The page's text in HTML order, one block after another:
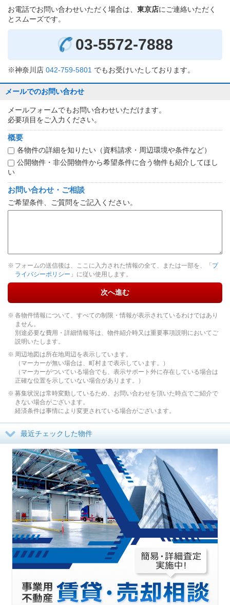
お電話でお問い合わせいただく場合は、 東京店にご連絡いただく
とスムーズです。
03-5572-7888
※神奈川店 042-759-5801 でもお受けいたしております。
メールでのお問い合わせ
メールフォームでもお問い合わせいただけます。
必要項目をご入力ください。
概要
各物件の詳細を知りたい（資料請求・周辺環境や条件など）
公開物件・非公開物件から希望条件に合う物件も紹介してほし
い
お問い合わせ・ご相談
ご希望条件、ご質問をご記入ください。
フォームの送信後は、ここに入力された情報の全て、または一部を、「 プ
ライバシーポリシー 」に従い使用します。
次へ進む
各物件情報について、すべての制限・情報が表示されているわけではあり
ません。
別途必要な費用・詳細情報等は、物件紹介時又は重要事項説明においてご
説明いたします。
周辺地図は所在地周辺を表示しています。
（マーカーが無い場合は、町村まで表示しています。）
（マーカーがついている場合でも、表示サポート外に存在している場合は
正確な位置を示していない場合があります。）
募集状況は常時変動しているため、お問い合わせを頂いた時点でご紹介で
きない場合がございます。
経済条件は事情により変更されている場合がございます。
最近チェックした物件